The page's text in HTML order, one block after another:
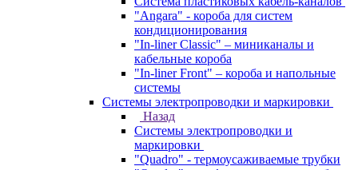
"Angara" - короба для систем
кондиционирования
"In-liner Classic" – миниканалы и
кабельные короба
"In-liner Front" – короба и напольные
системы
Системы электропроводки и маркировки
Назад
Системы электропроводки и
маркировки
"Quadro" - термоусаживаемые трубки